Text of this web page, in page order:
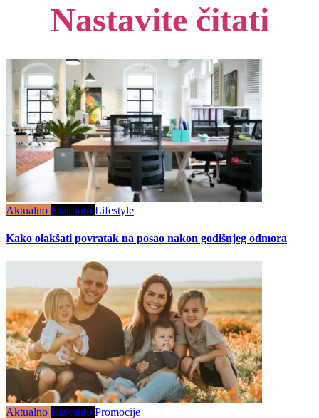
Nastavite čitati
Aktualno Istaknuto Lifestyle
Kako olakšati povratak na posao nakon godišnjeg odmora
Aktualno Istaknuto Promocije